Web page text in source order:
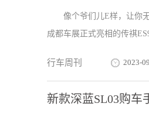
像个爷们儿E样，让你
成都车展正式亮相的传祺
行车周刊 2023-
新款深蓝SL03购车